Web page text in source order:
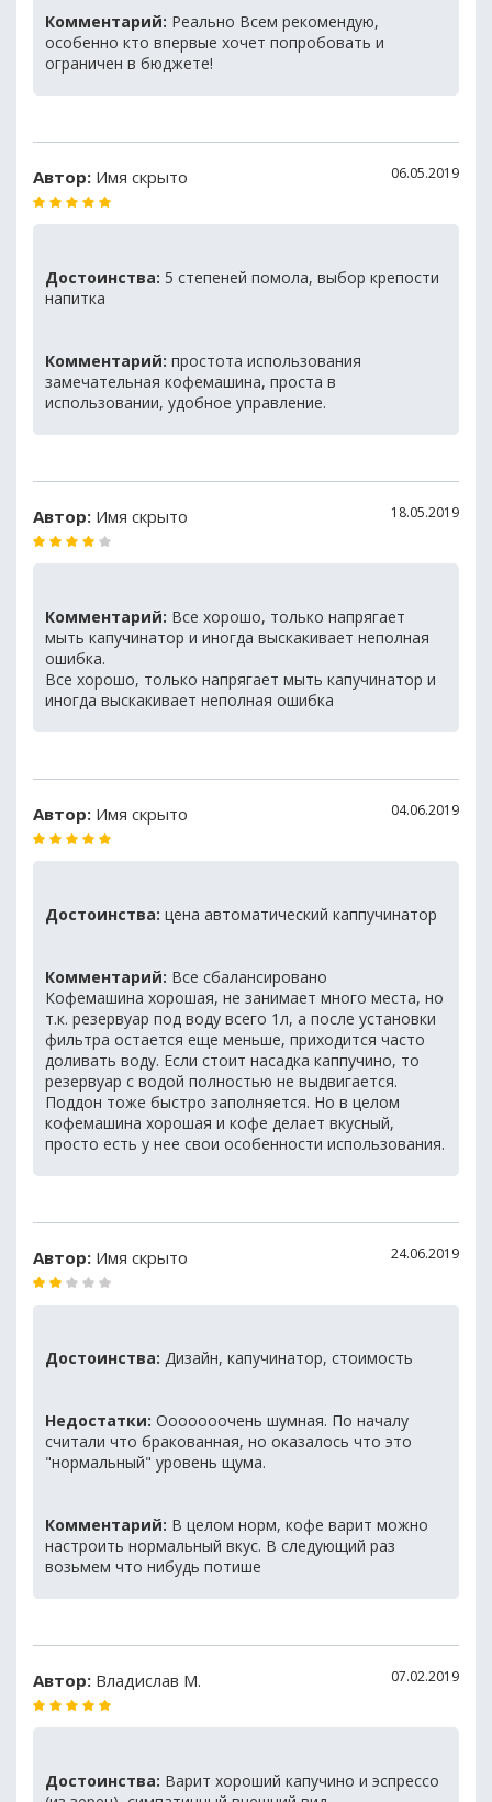
Комментарий: Реально Всем рекомендую,
особенно кто впервые хочет попробовать и
ограничен в бюджете!
Автор: Имя скрыто 06.05.2019
Достоинства: 5 степеней помола, выбор крепости
напитка
Комментарий: простота использования
замечательная кофемашина, проста в
использовании, удобное управление.
Автор: Имя скрыто 18.05.2019
Комментарий: Все хорошо, только напрягает
мыть капучинатор и иногда выскакивает неполная
ошибка.
Все хорошо, только напрягает мыть капучинатор и
иногда выскакивает неполная ошибка
Автор: Имя скрыто 04.06.2019
Достоинства: цена автоматический каппучинатор
Комментарий: Все сбалансировано
Кофемашина хорошая, не занимает много места, но
т.к. резервуар под воду всего 1л, а после установки
фильтра остается еще меньше, приходится часто
доливать воду. Если стоит насадка каппучино, то
резервуар с водой полностью не выдвигается.
Поддон тоже быстро заполняется. Но в целом
кофемашина хорошая и кофе делает вкусный,
просто есть у нее свои особенности использования.
Автор: Имя скрыто 24.06.2019
Достоинства: Дизайн, капучинатор, стоимость
Недостатки: Ооооооочень шумная. По началу
считали что бракованная, но оказалось что это
"нормальный" уровень щума.
Комментарий: В целом норм, кофе варит можно
настроить нормальный вкус. В следующий раз
возьмем что нибудь потише
Автор: Владислав М. 07.02.2019
Достоинства: Варит хороший капучино и эспрессо